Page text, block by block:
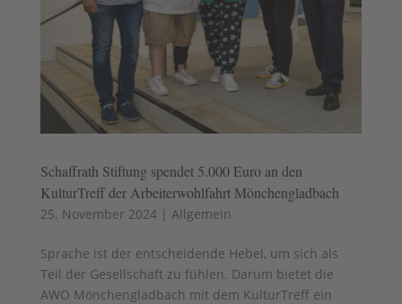
Schaffrath Stiftung spendet 5.000 Euro an den
KulturTreff der Arbeiterwohlfahrt Mönchengladbach
25. November 2024| Allgemein
Sprache ist der entscheidende Hebel, um sich als
Teil der Gesellschaft zu fühlen. Darum bietet die
AWO Mönchengladbach mit dem KulturTreff ein